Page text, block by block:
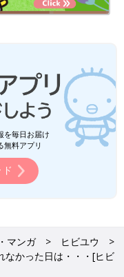
を毎日お届け
無料アプリ
マンガ
ヒビユウ
なかった日は・・・[ヒビ